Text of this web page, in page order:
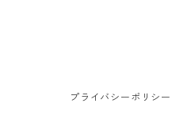
プライバシーポリシー